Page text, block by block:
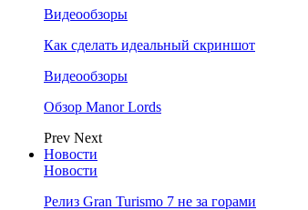
Видеообзоры
Как сделать идеальный скриншот
Видеообзоры
Обзор Manor Lords
Prev Next
Новости
Новости
Релиз Gran Turismo 7 не за горами